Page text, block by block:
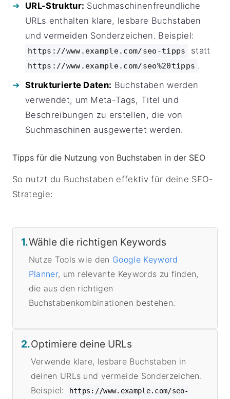
URL-Struktur: Suchmaschinenfreundliche
URLs enthalten klare, lesbare Buchstaben
und vermeiden Sonderzeichen. Beispiel:
https://www.example.com/seo-tipps statt
https://www.example.com/seo%20tipps .
Strukturierte Daten: Buchstaben werden
verwendet, um Meta-Tags, Titel und
Beschreibungen zu erstellen, die von
Suchmaschinen ausgewertet werden.
Tipps für die Nutzung von Buchstaben in der SEO
So nutzt du Buchstaben effektiv für deine SEO-
Strategie:
1.Wähle die richtigen Keywords
Nutze Tools wie den Google Keyword
Planner, um relevante Keywords zu finden,
die aus den richtigen
Buchstabenkombinationen bestehen.
2.Optimiere deine URLs
Verwende klare, lesbare Buchstaben in
deinen URLs und vermeide Sonderzeichen.
Beispiel:
https://www.example.com/seo-